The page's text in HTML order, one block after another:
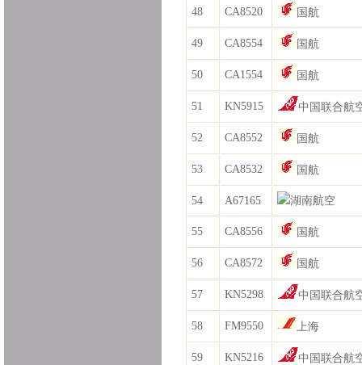
48 CA8520 国航
49 CA8554 国航
50 CA1554 国航
51 KN5915 中国联合航
52 CA8552 国航
53 CA8532 国航
54 A67165 湖南航空
55 CA8556 国航
56 CA8572 国航
57 KN5298 中国联合航
58 FM9550 上海
59 KN5216 中国联合航